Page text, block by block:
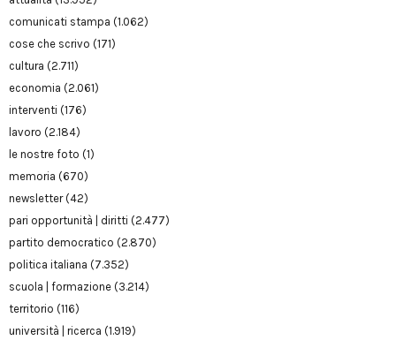
comunicati stampa (1.062)
cose che scrivo (171)
cultura (2.711)
economia (2.061)
interventi (176)
lavoro (2.184)
le nostre foto (1)
memoria (670)
newsletter(42)
pari opportunità | diritti (2.477)
partito democratico (2.870)
politica italiana (7.352)
scuola | formazione (3.214)
territorio (116)
università | ricerca (1.919)